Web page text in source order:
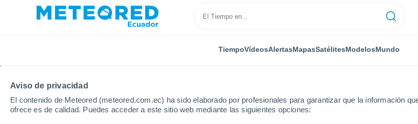
Aviso de privacidad
El contenido de Meteored (meteored.com.ec) ha sido elaborado por profesionales para garantizar que la información
ofrece es de calidad. Puedes acceder a este sitio web mediante las siguientes opciones:
TiempoVídeosAlertasMapasSatélitesModelosMundo